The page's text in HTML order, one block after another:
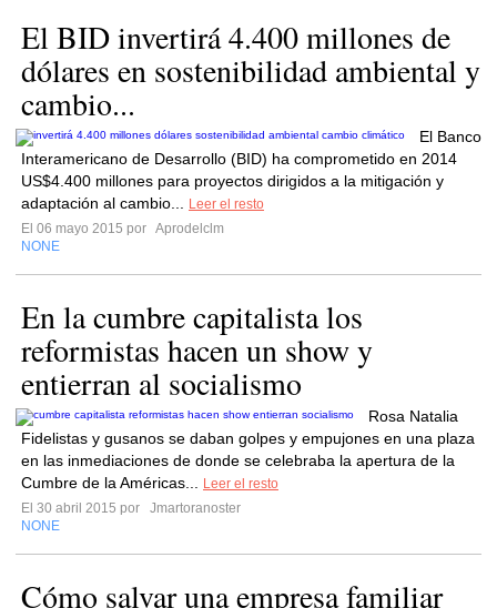
El BID invertirá 4.400 millones de
dólares en sostenibilidad ambiental y
cambio...
El Banco
Interamericano de Desarrollo (BID) ha comprometido en 2014
US$4.400 millones para proyectos dirigidos a la mitigación y
adaptación al cambio...
Leer el resto
El 06 mayo 2015 por Aprodelclm
NONE
En la cumbre capitalista los
reformistas hacen un show y
entierran al socialismo
Rosa Natalia
Fidelistas y gusanos se daban golpes y empujones en una plaza
en las inmediaciones de donde se celebraba la apertura de la
Cumbre de la Américas...
Leer el resto
El 30 abril 2015 por
Jmartoranoster
NONE
Cómo salvar una empresa familiar